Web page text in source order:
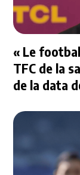
« Le
TFC de la
de la data